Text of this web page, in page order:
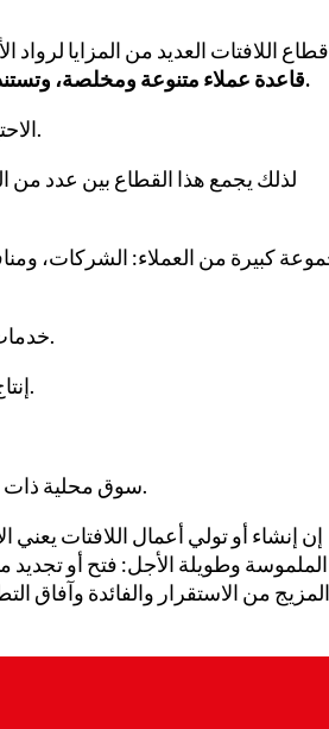
اللافتات العديد من المزايا لرواد
قاعدة عملاء متنوعة ومخلصة، وتستند إلى الأسواق المحلية المتجذرة بقوة في النسيج الاقتصادي المحلي.
الاحتياجات متكررة، والمشاريع متنوعة، وفرص التنمية يتم خلقها تدريجياً.
لذلك يجمع هذا القطاع بين عدد من
كبيرة من العملاء: الشركات،
خدمات ذات قيمة مضافة عالية ذات تأثير مباشر على ظهور الشركة.
إنتاج مرن وقابل للتكيف مع المشاريع والمواسم والطلب المحلي.
سوق محلية ذات إمكانات قوية، مدفوعة بقربها واستجابتها وعلاقاتها مع العملاء.
إن إنشاء أو تولي أعمال اللافتات
الملموسة وطويلة الأجل: فتح أو تجديد
المزيج من الاستقرار والفائدة وآفاق